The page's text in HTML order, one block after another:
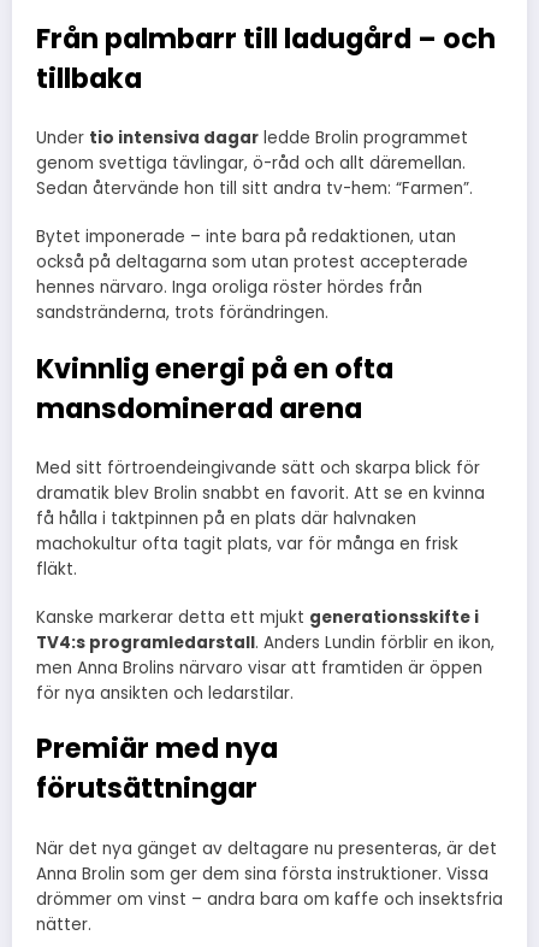
Från palmbarr till ladugård – och
tillbaka
Under tio intensiva dagar ledde Brolin programmet
genom svettiga tävlingar, ö-råd och allt däremellan.
Sedan återvände hon till sitt andra tv-hem: “Farmen”.
Bytet imponerade – inte bara på redaktionen, utan
också på deltagarna som utan protest accepterade
hennes närvaro. Inga oroliga röster hördes från
sandstränderna, trots förändringen.
Kvinnlig energi på en ofta
mansdominerad arena
Med sitt förtroendeingivande sätt och skarpa blick för
dramatik blev Brolin snabbt en favorit. Att se en kvinna
få hålla i taktpinnen på en plats där halvnaken
machokultur ofta tagit plats, var för många en frisk
fläkt.
Kanske markerar detta ett mjukt generationsskifte i
TV4:s programledarstall. Anders Lundin förblir en ikon,
men Anna Brolins närvaro visar att framtiden är öppen
för nya ansikten och ledarstilar.
Premiär med nya
förutsättningar
När det nya gänget av deltagare nu presenteras, är det
Anna Brolin som ger dem sina första instruktioner. Vissa
drömmer om vinst – andra bara om kaffe och insektsfria
nätter.